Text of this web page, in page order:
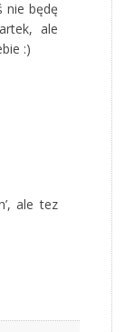
nie będę
ale
:)
ale tez